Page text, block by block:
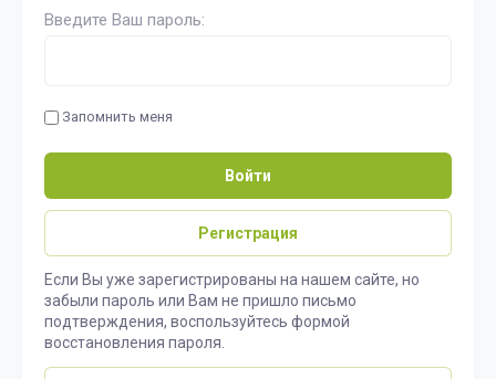
Введите Ваш пароль:
Запомнить меня
Войти
Регистрация
Если Вы уже зарегистрированы на нашем сайте, но
забыли пароль или Вам не пришло письмо
подтверждения, воспользуйтесь формой
восстановления пароля.